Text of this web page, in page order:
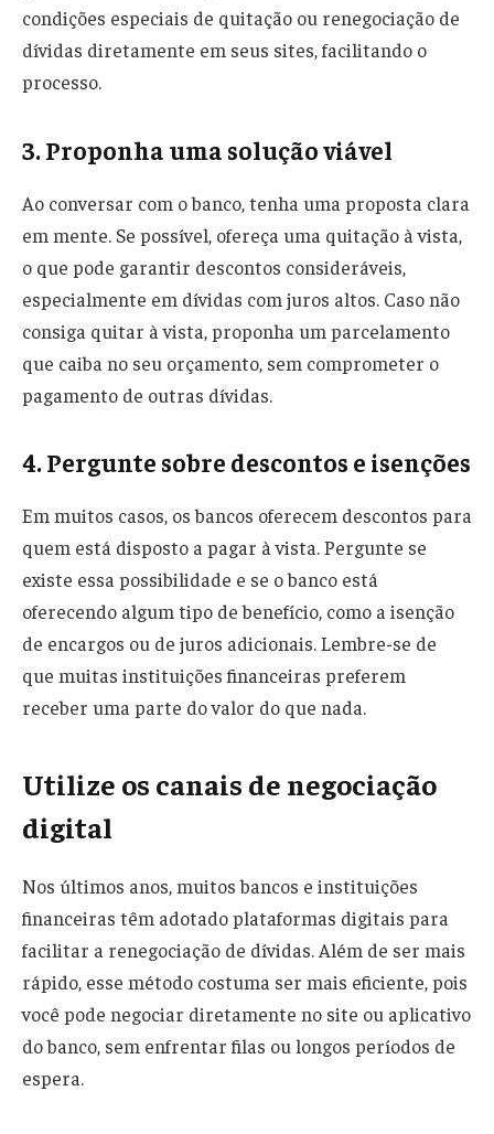
condições especiais de quitação ou renegociação de
dívidas diretamente em seus sites, facilitando o
processo.
3. Proponha uma solução viável
Ao conversar com o banco, tenha uma proposta clara
em mente. Se possível, ofereça uma quitação à vista,
o que pode garantir descontos consideráveis,
especialmente em dívidas com juros altos. Caso não
consiga quitar à vista, proponha um parcelamento
que caiba no seu orçamento, sem comprometer o
pagamento de outras dívidas.
4. Pergunte sobre descontos e isenções
Em muitos casos, os bancos oferecem descontos para
quem está disposto a pagar à vista. Pergunte se
existe essa possibilidade e se o banco está
oferecendo algum tipo de benefício, como a isenção
de encargos ou de juros adicionais. Lembre-se de
que muitas instituições financeiras preferem
receber uma parte do valor do que nada.
Utilize os canais de negociação
digital
Nos últimos anos, muitos bancos e instituições
financeiras têm adotado plataformas digitais para
facilitar a renegociação de dívidas. Além de ser mais
rápido, esse método costuma ser mais eficiente, pois
você pode negociar diretamente no site ou aplicativo
do banco, sem enfrentar filas ou longos períodos de
espera.